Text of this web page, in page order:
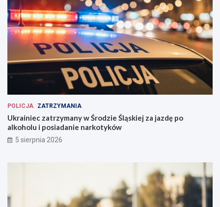
POLICJA ZATRZYMANIA
Ukrainiec zatrzymany w Środzie Śląskiej za jazdę po
alkoholu i posiadanie narkotyków
5 sierpnia 2026